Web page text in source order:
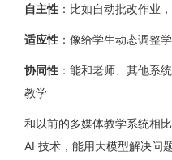
自主性 ：比如自动批改作业
适应性 ：像给学生动态调整
协同性 ：能和老师、其他系
教学
和以前的多媒体教学系统相
AI 技术，能用大模型解决问